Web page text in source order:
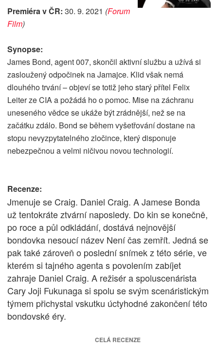
Premiéra v ČR: 30. 9. 2021 (Forum
Film)
Synopse:
James Bond, agent 007, skončil aktivní službu a užívá si
zasloužený odpočinek na Jamajce. Klid však nemá
dlouhého trvání – objeví se totiž jeho starý přítel Felix
Leiter ze CIA a požádá ho o pomoc. Mise na záchranu
uneseného vědce se ukáže být zrádnější, než se na
začátku zdálo. Bond se během vyšetřování dostane na
stopu nevyzpytatelného zločince, který disponuje
nebezpečnou a velmi ničivou novou technologií.
Recenze:
Jmenuje se Craig. Daniel Craig. A Jamese Bonda
už tentokráte ztvární naposledy. Do kin se konečně,
po roce a půl odkládání, dostává nejnovější
bondovka nesoucí název Není čas zemřít. Jedná se
pak také zároveň o poslední snímek z této série, ve
kterém si tajného agenta s povolením zabíjet
zahraje Daniel Craig. A režisér a spoluscenárista
Cary Joji Fukunaga si spolu se svým scenáristickým
týmem přichystal vskutku úctyhodné zakončení této
bondovské éry.
CELÁ RECENZE